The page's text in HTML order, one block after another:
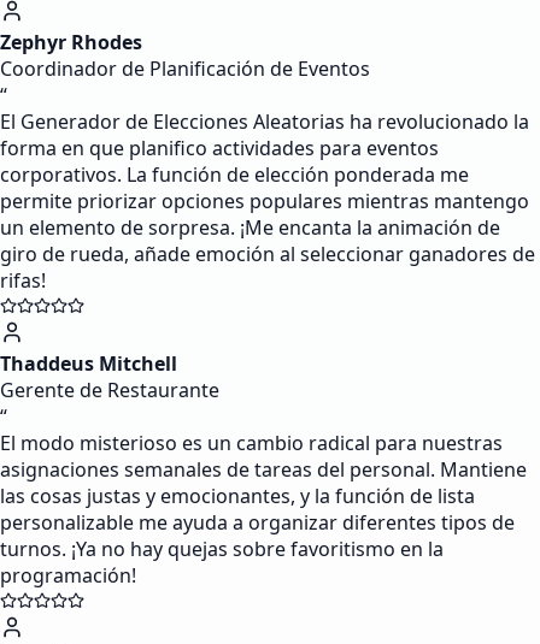
Zephyr Rhodes
Coordinador de Planificación de Eventos
“
El Generador de Elecciones Aleatorias ha revolucionado la
forma en que planifico actividades para eventos
corporativos. La función de elección ponderada me
permite priorizar opciones populares mientras mantengo
un elemento de sorpresa. ¡Me encanta la animación de
giro de rueda, añade emoción al seleccionar ganadores de
rifas!
Thaddeus Mitchell
Gerente de Restaurante
“
El modo misterioso es un cambio radical para nuestras
asignaciones semanales de tareas del personal. Mantiene
las cosas justas y emocionantes, y la función de lista
personalizable me ayuda a organizar diferentes tipos de
turnos. ¡Ya no hay quejas sobre favoritismo en la
programación!